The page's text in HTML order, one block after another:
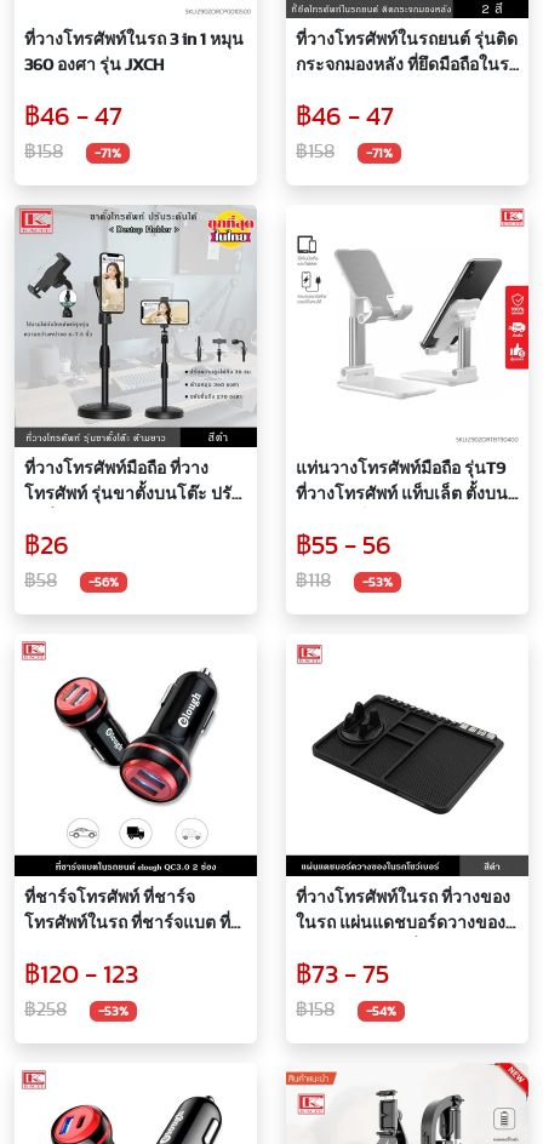
ที่วางโทรศัพท์ในรถ 3 in 1 หมุน
360 องศา รุ่น JXCH
฿46 - 47
฿158 -71%
ที่วางโทรศัพท์ในรถยนต์ รุ่นติด
กระจกมองหลัง ที่ยึดมือถือในรถ
ถือที่เบาะหลัง สะดวกยิ่งขึ้น
แท่นวางโทรศัพท์ในรถ ยืดด้าม
จับได้ หมุนแนวนอน แนวตั้ง
MIRROR
฿46 - 47
฿158 -71%
ที่วางโทรศัพท์มือถือ ที่วาง
โทรศัพท์ รุ่นขาตั้งบนโต๊ะ ปรับ
ถือได้ทุกรุ่น ปรับมุมอิสระ ขาตั้ง
ไลฟ์สด
฿26
฿58 -56%
แท่นวางโทรศัพท์มือถือ รุ่นT9
ที่วางโทรศัพท์ แท็บเล็ต ตั้งบน
กับมือถือได้ทุกรุ่น
฿55 - 56
฿118 -53%
ที่ชาร์จโทรศัพท์ ที่ชาร์จ
โทรศัพท์ในรถ ที่ชาร์จแบต ที่
QC3.0 USB 2 ช่อง 20w ชาร์จ
ไว ตัวล็อคแบบใหม่ ขนาดเล็ก
ประหยัดที่
฿120 - 123
฿258 -53%
ที่วางโทรศัพท์ในรถ ที่วางของ
ในรถ แผ่นแดชบอร์ดวางของ
ลื่น วางโทรศัพท์กันลื่น ใช้งาน
ได้หลายฟังก์ชั่น
฿73 - 75
฿158 -54%